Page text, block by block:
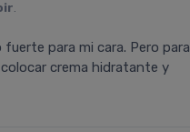
.
para mi cara. Pero para
crema hidratante y